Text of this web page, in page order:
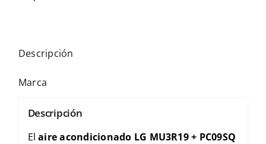
Descripción
Marca
Descripción
Elaire acondicionado LG MU3R19 + PC09SQ